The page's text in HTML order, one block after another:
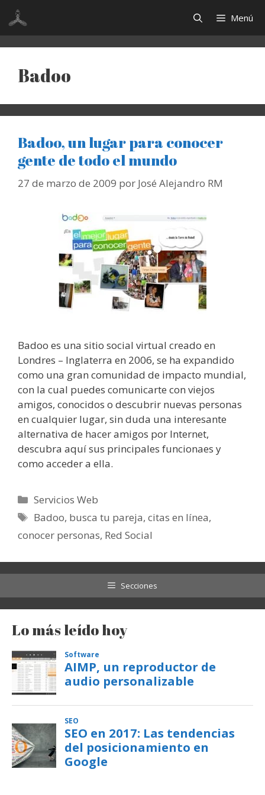
Saltar
contenido
Menú
Badoo
Badoo, un lugar para conocer
gente de todo el mundo
27 de marzo de 2009 por José Alejandro RM
Badoo es una sitio social virtual creado en
Londres – Inglaterra en 2006, se ha expandido
como una gran comunidad de impacto mundial,
con la cual puedes comunicarte con viejos
amigos, conocidos o descubrir nuevas personas
en cualquier lugar, sin duda una interesante
alternativa de hacer amigos por Internet,
descubra aquí sus principales funcionaes y
como acceder a ella.
Categorías
Servicios Web
Etiquetas
Badoo, busca tu pareja,citas en línea,
conocer personas, Red Social
Secciones
Lo más leído hoy